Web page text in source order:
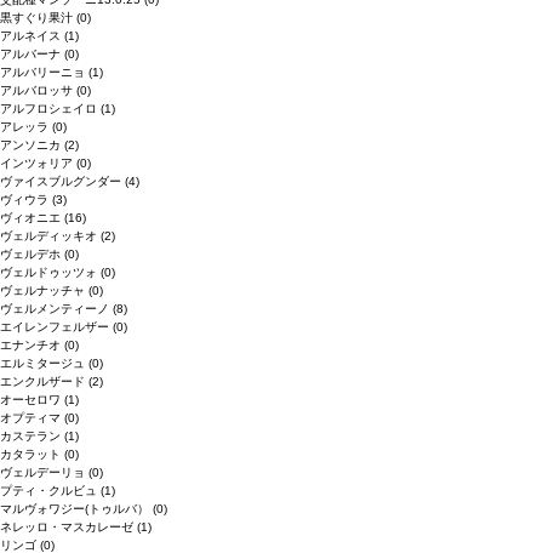
黒すぐり果汁 (0)
アルネイス (1)
アルバーナ (0)
アルバリーニョ (1)
アルバロッサ (0)
アルフロシェイロ (1)
アレッラ (0)
アンソニカ (2)
インツォリア (0)
ヴァイスブルグンダー (4)
ヴィウラ (3)
ヴィオニエ (16)
ヴェルディッキオ (2)
ヴェルデホ (0)
ヴェルドゥッツォ (0)
ヴェルナッチャ (0)
ヴェルメンティーノ (8)
エイレンフェルザー (0)
エナンチオ (0)
エルミタージュ (0)
エンクルザード (2)
オーセロワ (1)
オプティマ (0)
カステラン (1)
カタラット (0)
ヴェルデーリョ (0)
プティ・クルビュ (1)
マルヴォワジー(トゥルバ） (0)
ネレッロ・マスカレーゼ (1)
リンゴ (0)